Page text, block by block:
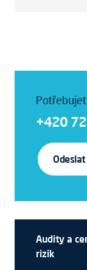
+420
Audity a
rizik